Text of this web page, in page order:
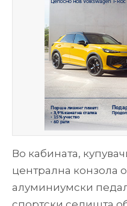
Во кабината,
централна конзола
алуминиумски